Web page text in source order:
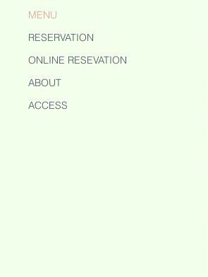
MENU
RESERVATION
ONLINE RESEVATION
ABOUT
ACCESS